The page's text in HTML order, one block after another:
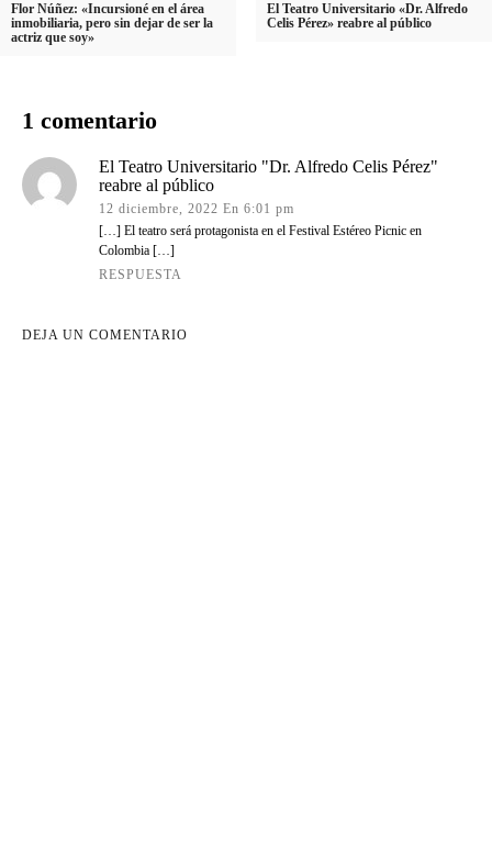
Flor Núñez: «Incursioné en el área
inmobiliaria, pero sin dejar de ser la
actriz que soy»
El Teatro Universitario «Dr. Alfredo
Celis Pérez» reabre al público
1 comentario
El Teatro Universitario "Dr. Alfredo Celis Pérez"
reabre al público
12 diciembre, 2022 En 6:01 pm
[…] El teatro será protagonista en el Festival Estéreo Picnic en
Colombia […]
RESPUESTA
DEJA UN COMENTARIO